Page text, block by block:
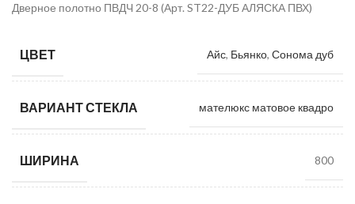
Дверное полотно ПВДЧ 20-8 (Арт. ST22-ДУБ АЛЯСКА ПВХ)
ЦВЕТ Айс, Бьянко, Сонома дуб
ВАРИАНТ СТЕКЛА мателюкс матовое квадро
ШИРИНА 800